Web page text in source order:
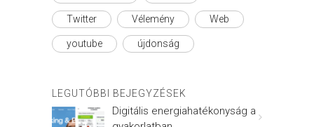
Twitter Vélemény Web
youtube újdonság
LEGUTÓBBI BEJEGYZÉSEK
Digitális energiahatékonyság a